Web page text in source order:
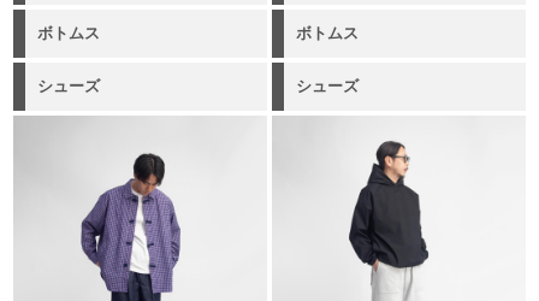
ボトムス ボトムス
シューズ シューズ